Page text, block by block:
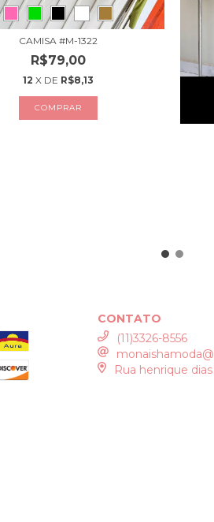
CAMISA #M-1322
R$79,00
12 X DE R$8,13
COMPRAR
CONTATO
(11)3326-8556
Rua henrique